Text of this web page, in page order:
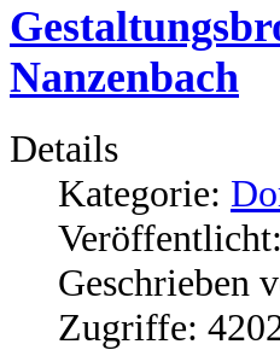
Nanzenbach
Details
Kategorie:
Geschrieben
Zugriffe: